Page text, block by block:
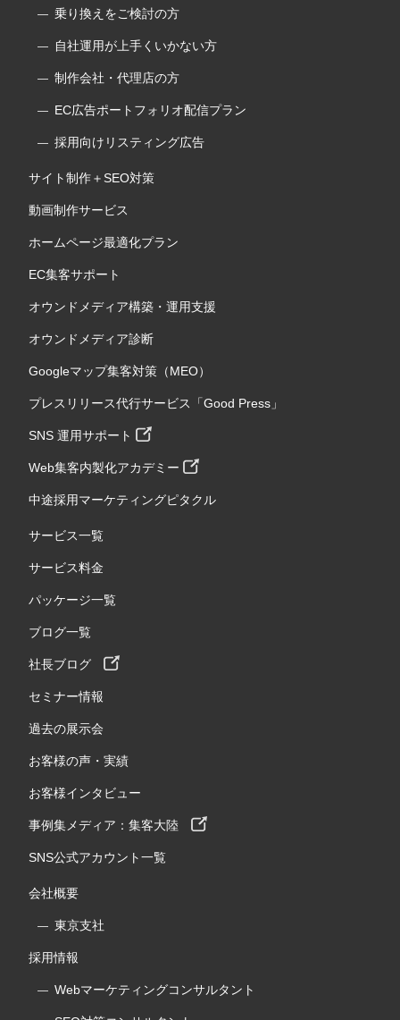
乗り換えをご検討の方
自社運用が上手くいかない方
制作会社・代理店の方
EC広告ポートフォリオ配信プラン
採用向けリスティング広告
サイト制作＋SEO対策
動画制作サービス
ホームページ最適化プラン
EC集客サポート
オウンドメディア構築・運用支援
オウンドメディア診断
Googleマップ集客対策（MEO）
プレスリリース代行サービス「Good Press」
SNS 運用サポート
Web集客内製化アカデミー
中途採用マーケティングピタクル
サービス一覧
サービス料金
パッケージ一覧
ブログ一覧
社長ブログ
セミナー情報
過去の展示会
お客様の声・実績
お客様インタビュー
事例集メディア：集客大陸
SNS公式アカウント一覧
会社概要
東京支社
採用情報
Webマーケティングコンサルタント